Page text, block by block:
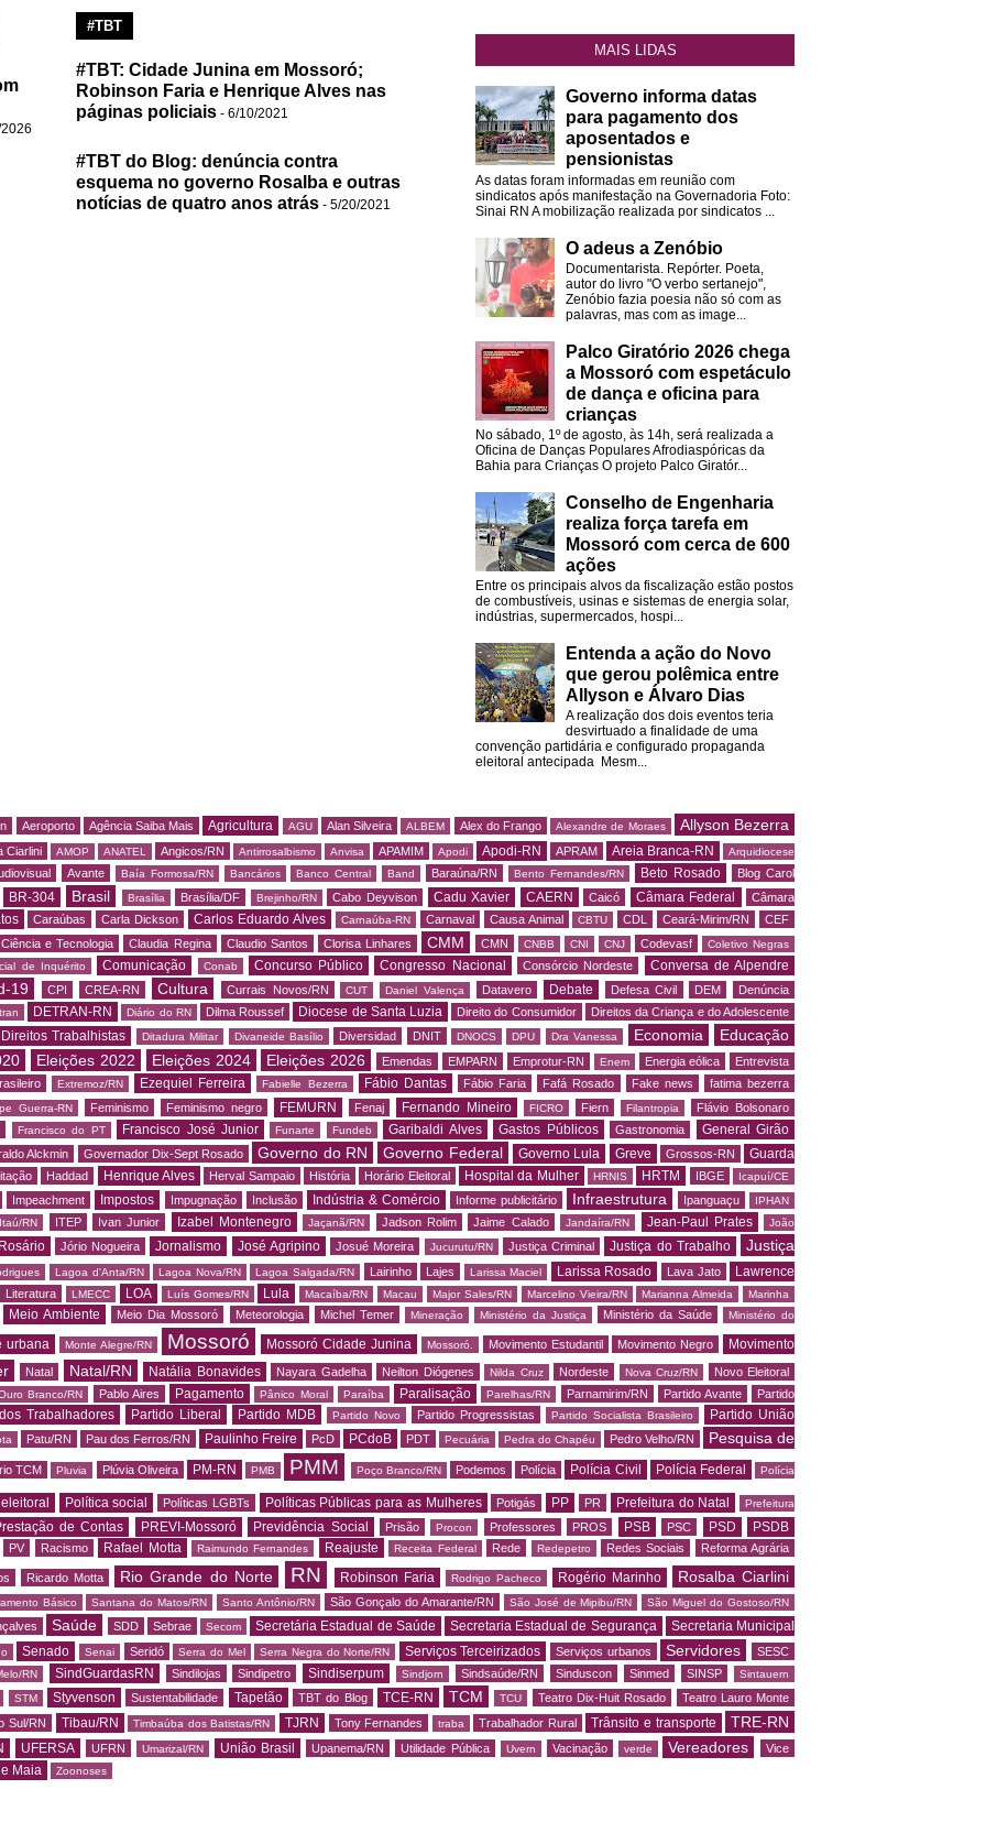
#TBT
#TBT: Cidade Junina em Mossoró;
Robinson Faria e Henrique Alves nas
páginas policiais - 6/10/2021
#TBT do Blog: denúncia contra
esquema no governo Rosalba e outras
notícias de quatro anos atrás - 5/20/2021
MAIS LIDAS
Governo informa datas
para pagamento dos
aposentados e
pensionistas
As datas foram informadas em reunião com
sindicatos após manifestação na Governadoria Foto:
Sinai RN A mobilização realizada por sindicatos ...
O adeus a Zenóbio
Documentarista. Repórter. Poeta,
autor do livro "O verbo sertanejo",
Zenóbio fazia poesia não só com as
palavras, mas com as image...
Palco Giratório 2026 chega
a Mossoró com espetáculo
de dança e oficina para
crianças
No sábado, 1º de agosto, às 14h, será realizada a
Oficina de Danças Populares Afrodiaspóricas da
Bahia para Crianças O projeto Palco Giratór...
Conselho de Engenharia
realiza força tarefa em
Mossoró com cerca de 600
ações
Entre os principais alvos da fiscalização estão postos
de combustíveis, usinas e sistemas de energia solar,
indústrias, supermercados, hospi...
Entenda a ação do Novo
que gerou polêmica entre
Allyson e Álvaro Dias
A realização dos dois eventos teria
desvirtuado a finalidade de uma
convenção partidária e configurado propaganda
eleitoral antecipada Mesm...
Aeroporto Agência Saiba Mais Agricultura AGU Alan Silveira ALBEM Alex do Frango Alexandre de Moraes
Allyson Bezerra
Ciarlini AMOP ANATEL Angicos/RN Antirrosalbismo Anvisa APAMIM Apodi Apodi-RN APRAM Areia Branca-RN
Arquidiocese
Avante Baía Formosa/RN Bancários Banco Central Band Baraúna/RN Bento Fernandes/RN Beto Rosado
Blog Carol
BR-304 Brasil Brasília Brasília/DF Brejinho/RN Cabo Deyvison Cadu Xavier CAERN Caicó Câmara Federal
Câmara
Caraúbas Carla Dickson Carlos Eduardo Alves Carnaúba-RN Carnaval Causa Animal CBTU CDL Ceará-Mirim/RN CEF
Ciência e Tecnologia Claudia Regina Claudio Santos Clorisa Linhares CMM CMN CNBB CNI CNJ Codevasf Coletivo Negras
de Inquérito Comunicação Conab Concurso Público Congresso Nacional Consórcio Nordeste Conversa de Alpendre
19 CPI CREA-RN Cultura Currais Novos/RN CUT Daniel Valença Datavero Debate Defesa Civil DEM Denúncia
DETRAN-RN Diário do RN Dilma Roussef Diocese de Santa Luzia Direito do Consumidor Direitos da Criança e do Adolescente
Direitos Trabalhistas Ditadura Militar Divaneide Basílio Diversidad DNIT DNOCS DPU Dra Vanessa Economia Educação
Eleições 2022 Eleições 2024 Eleições 2026 Emendas EMPARN Emprotur-RN Enem Energia eólica Entrevista
Extremoz/RN Ezequiel Ferreira Fabielle Bezerra Fábio Dantas Fábio Faria Fafá Rosado Fake news fatima bezerra
Guerra-RN Feminismo Feminismo negro FEMURN Fenaj Fernando Mineiro FICRO Fiern Filantropia Flávio Bolsonaro
Francisco do PT Francisco José Junior Funarte Fundeb Garibaldi Alves Gastos Públicos Gastronomia General Girão
Alckmin Governador Dix-Sept Rosado Governo do RN Governo Federal Governo Lula Greve Grossos-RN
Guarda
Haddad Henrique Alves Herval Sampaio História Horário Eleitoral Hospital da Mulher HRNIS HRTM IBGE Icapuí/CE
Impeachment Impostos Impugnação Inclusão Indústria & Comércio Informe publicitário Infraestrutura Ipanguaçu IPHAN
Itaú/RN ITEP Ivan Junior Izabel Montenegro Jaçanã/RN Jadson Rolim Jaime Calado Jandaíra/RN Jean-Paul Prates
João
Jório Nogueira Jornalismo José Agripino Josué Moreira Jucurutu/RN Justiça Criminal Justiça do Trabalho
Justiça
Lagoa d'Anta/RN Lagoa Nova/RN Lagoa Salgada/RN Lairinho Lajes Larissa Maciel Larissa Rosado Lava Jato
Lawrence
Literatura LMECC LOA Luís Gomes/RN Lula Macaíba/RN Macau Major Sales/RN Marcelino Vieira/RN Marianna Almeida Marinha
Meio Ambiente Meio Dia Mossoró Meteorologia Michel Temer Mineração Ministério da Justiça Ministério da Saúde Ministério do
urbana Monte Alegre/RN Mossoró Mossoró Cidade Junina Mossoró. Movimento Estudantil Movimento Negro
Movimento
Natal Natal/RN Natália Bonavides Nayara Gadelha Neilton Diógenes Nilda Cruz Nordeste Nova Cruz/RN Novo Eleitoral
Branco/RN Pablo Aires Pagamento Pânico Moral Paraíba Paralisação Parelhas/RN Parnamirim/RN Partido Avante
Partido
Trabalhadores Partido Liberal Partido MDB Partido Novo Partido Progressistas Partido Socialista Brasileiro
Partido União
Patu/RN Pau dos Ferros/RN Paulinho Freire PcD PCdoB PDT Pecuária Pedra do Chapéu Pedro Velho/RN
Pesquisa de
TCM Pluvia Plúvia Oliveira PM-RN PMB PMM Poço Branco/RN Podemos Polícia Polícia Civil Polícia Federal Polícia
Política social Políticas LGBTs Políticas Públicas para as Mulheres Potigás PP PR Prefeitura do Natal
Prefeitura
de Contas PREVI-Mossoró Previdência Social Prisão Procon Professores PROS PSB PSC PSD PSDB
PV Racismo Rafael Motta Raimundo Fernandes Reajuste Receita Federal Rede Redepetro Redes Sociais Reforma Agrária
Ricardo Motta Rio Grande do Norte RN Robinson Faria Rodrigo Pacheco Rogério Marinho Rosalba Ciarlini
Básico Santana do Matos/RN Santo Antônio/RN São Gonçalo do Amarante/RN São José de Mipibu/RN
São Miguel do Gostoso/RN
Saúde SDD Sebrae Secom Secretária Estadual de Saúde Secretaria Estadual de Segurança
Secretaria Municipal
Senado Senai Seridó Serra do Mel Serra Negra do Norte/RN Serviços Terceirizados Serviços urbanos Servidores SESC
RN SindGuardasRN Sindilojas Sindipetro Sindiserpum Sindjorn Sindsaúde/RN Sinduscon Sinmed SINSP Sintauern
STM Styvenson Sustentabilidade Tapetão TBT do Blog TCE-RN TCM TCU Teatro Dix-Huit Rosado Teatro Lauro Monte
Sul/RN Tibau/RN Timbaúba dos Batistas/RN TJRN Tony Fernandes traba Trabalhador Rural Trânsito e transporte TRE-RN
UFERSA UFRN Umarizal/RN União Brasil Upanema/RN Utilidade Pública Uvern Vacinação verde Vereadores Vice
Maia Zoonoses